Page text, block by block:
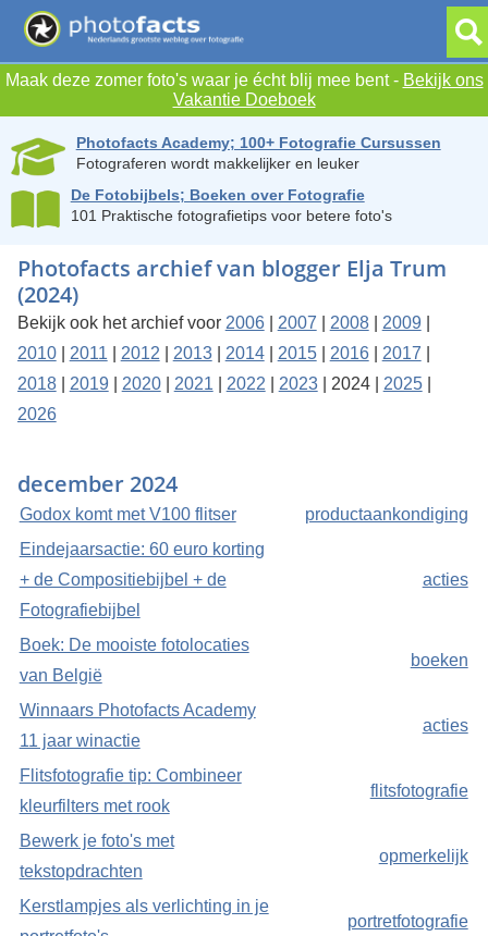
Maak deze zomer foto's waar je écht blij mee bent - Bekijk ons
Vakantie Doeboek
Photofacts Academy; 100+ Fotografie Cursussen
Fotograferen wordt makkelijker en leuker
De Fotobijbels; Boeken over Fotografie
101 Praktische fotografietips voor betere foto's
Photofacts archief van blogger Elja Trum
(2024)
Bekijk ook het archief voor 2006| 2007 2008| 2009
2010| 2011| 2012 2013| 2014| 2015| 2016| 2017
2018| 2019 2020| 2021| 2022 2023| 2024 | 2025|
2026
december 2024
Godox komt met V100 flitser
productaankondiging
Eindejaarsactie: 60 euro korting
+ de Compositiebijbel + de
Fotografiebijbel
acties
Boek: De mooiste fotolocaties
van België
boeken
Winnaars Photofacts Academy
11 jaar winactie
acties
Flitsfotografie tip: Combineer
kleurfilters met rook
flitsfotografie
Bewerk je foto's met
tekstopdrachten
opmerkelijk
Kerstlampjes als verlichting in je
portretfotografie